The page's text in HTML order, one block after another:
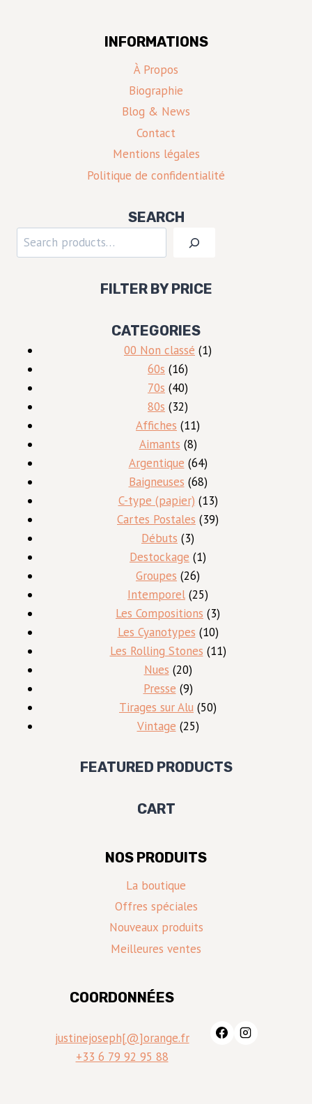
INFORMATIONS
À Propos
Biographie
Blog & News
Contact
Mentions légales
Politique de confidentialité
SEARCH
Rechercher
FILTER BY PRICE
CATEGORIES
00 Non classé 11
60s 1616
produits
70s 4040
produits
80s 3232
produits
Affiches 1111
produits
Aimants 88
produits
Argentique 6464
produits
Baigneuses 6868
produits
C-type (papier) 1313
produits
Cartes Postales 3939
Débuts 33
produits
Destockage 11
Groupes 2626
produits
Intemporel 2525
produits
Les Compositions 33
produits
Les Cyanotypes 1010
produits
Les Rolling Stones 1111
Nues 2020
produits
Presse 99
produits
Tirages sur Alu 5050
Vintage 2525
FEATURED PRODUCTS
CART
NOS PRODUITS
La boutique
Offres spéciales
Nouveaux produits
Meilleures ventes
COORDONNÉES
justinejoseph[@]orange.fr
+33 6 79 92 95 88